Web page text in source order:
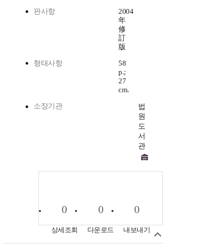
판사항
2004
年
修
訂
版
형태사항
58
p.;
27
cm.
소장기관
법
원
도
서
관
0
상세조회
0
다운로드
0
내보내기